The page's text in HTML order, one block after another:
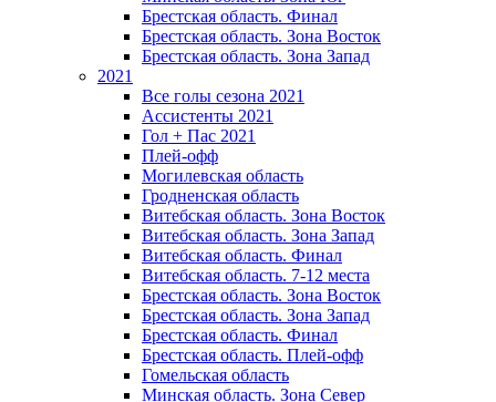
Брестская область. Финал
Брестская область. Зона Восток
Брестская область. Зона Запад
2021
Все голы сезона 2021
Ассистенты 2021
Гол + Пас 2021
Плей-офф
Могилевская область
Гродненская область
Витебская область. Зона Восток
Витебская область. Зона Запад
Витебская область. Финал
Витебская область. 7-12 места
Брестская область. Зона Восток
Брестская область. Зона Запад
Брестская область. Финал
Брестская область. Плей-офф
Гомельская область
Минская область. Зона Север